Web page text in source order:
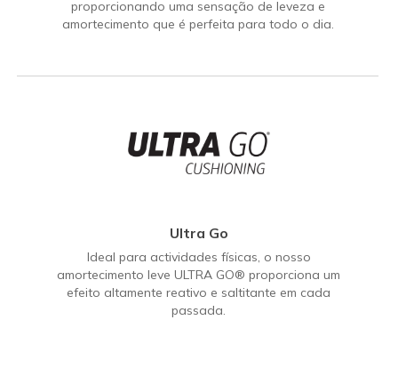
proporcionando uma sensação de leveza e
amortecimento que é perfeita para todo o dia.
Ultra Go
Ideal para actividades físicas, o nosso
amortecimento leve ULTRA GO® proporciona um
efeito altamente reativo e saltitante em cada
passada.